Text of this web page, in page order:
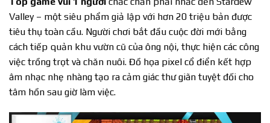
Valley – một siêu phẩm giả lập với hơn 20 triệu bản được
tiêu thụ toàn cầu. Người chơi bắt đầu cuộc đời mới bằng
cách tiếp quản khu vườn cũ của ông nội, thực hiện các công
việc trồng trọt và chăn nuôi. Đồ họa pixel cổ điển kết hợp
âm nhạc nhẹ nhàng tạo ra cảm giác thư giãn tuyệt đối cho
tâm hồn sau giờ làm việc.